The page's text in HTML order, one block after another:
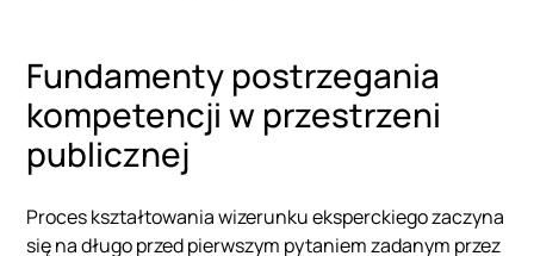
Fundamenty postrzegania
kompetencji w przestrzeni
publicznej
Proces kształtowania wizerunku eksperckiego zaczyna
się na długo przed pierwszym pytaniem zadanym przez